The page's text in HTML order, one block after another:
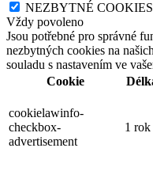
NEZBYTNÉ COOKIES
Vždy povoleno
Jsou potřebné pro správné
nezbytných cookies na
souladu s nastavením ve
Cookie
cookielawinfo-
checkbox-
advertisement
1 rok